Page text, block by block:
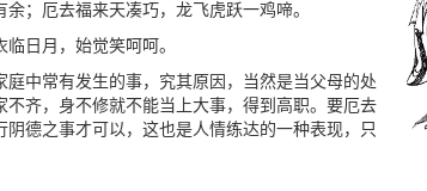
；厄去福来天凑巧，龙飞虎跃一鸡啼。
日月，始觉笑呵呵。
中常有发生的事，究其原因，当然是当父母的处
齐，身不修就不能当上大事，得到高职。要厄去
德之事才可以，这也是人情练达的一种表现，只